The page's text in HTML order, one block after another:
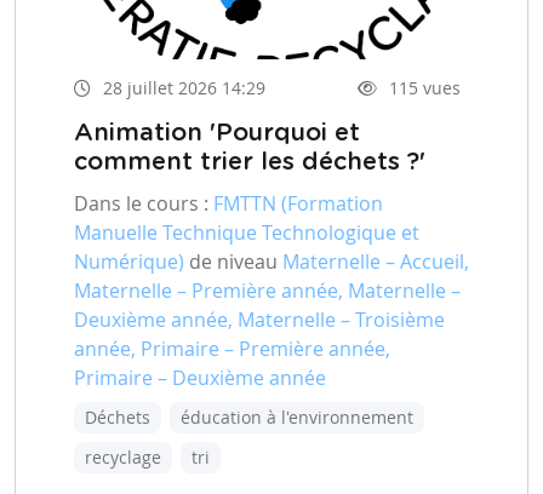
28 juillet 2026 14:29 115 vues
Animation 'Pourquoi et
comment trier les déchets ?'
Dans le cours : FMTTN (Formation
Manuelle Technique Technologique et
Numérique) de niveau Maternelle – Accueil,
Maternelle – Première année, Maternelle –
Deuxième année, Maternelle – Troisième
année, Primaire – Première année,
Primaire – Deuxième année
Déchets
éducation à l'environnement
recyclage
tri